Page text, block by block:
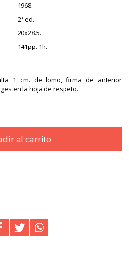
1968.
2ª ed.
20x28.5.
141pp. 1h.
1 cm. de lomo, firma de anterior
en la hoja de respeto.
al carrito